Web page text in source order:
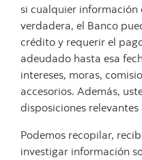
si cualquier información
verdadera, el Banco
crédito y requerir el
adeudado hasta esa
intereses, moras,
accesorios. Además,
disposiciones
Podemos recopilar,
investigar información